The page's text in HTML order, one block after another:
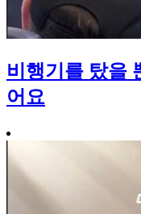
비행기를 탔을
어요